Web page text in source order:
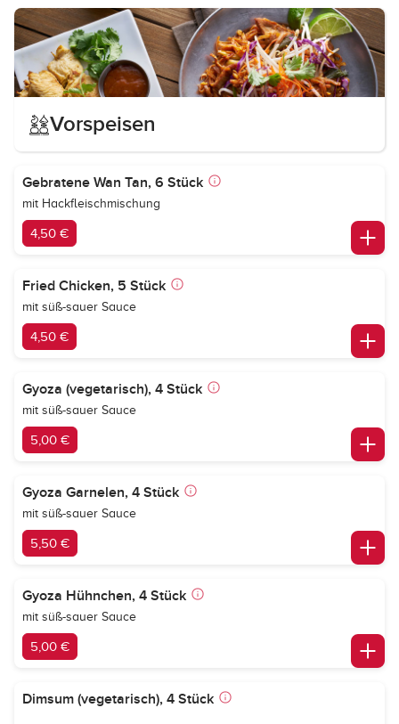
Vorspeisen
Gebratene Wan Tan, 6 Stück
mit Hackfleischmischung
4,50 €
Fried Chicken, 5 Stück
mit süß-sauer Sauce
4,50 €
Gyoza (vegetarisch), 4 Stück
mit süß-sauer Sauce
5,00 €
Gyoza Garnelen, 4 Stück
mit süß-sauer Sauce
5,50 €
Gyoza Hühnchen, 4 Stück
mit süß-sauer Sauce
5,00 €
Dimsum (vegetarisch), 4 Stück